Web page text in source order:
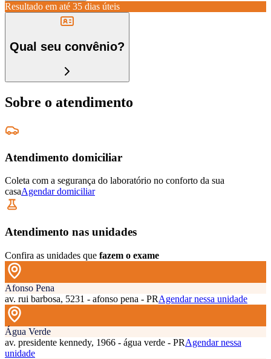
Resultado em até 35 dias úteis
Qual seu convênio?
Sobre o atendimento
Atendimento domiciliar
Coleta com a segurança do laboratório no conforto da sua
casaAgendar domiciliar
Atendimento nas unidades
Confira as unidades que fazem o exame
Afonso Pena
av. rui barbosa, 5231 - afonso pena - PRAgendar nessa unidade
Água Verde
av. presidente kennedy, 1966 - água verde - PRAgendar nessa
unidade